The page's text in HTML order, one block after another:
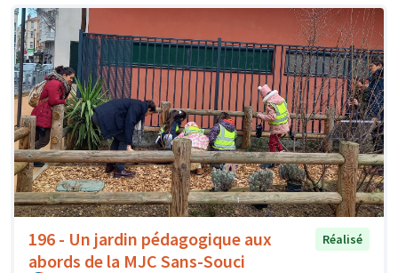
196 - Un jardin pédagogique aux
abords de la MJC Sans-Souci
Réalisé